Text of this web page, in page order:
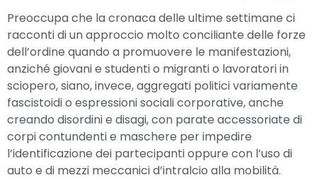
Preoccupa che la cronaca delle ultime settimane ci
racconti di un approccio molto conciliante delle forze
dell’ordine quando a promuovere le manifestazioni,
anziché giovani e studenti o migranti o lavoratori in
sciopero, siano, invece, aggregati politici variamente
fascistoidi o espressioni sociali corporative, anche
creando disordini e disagi, con parate accessoriate di
corpi contundenti e maschere per impedire
l’identificazione dei partecipanti oppure con l’uso di
auto e di mezzi meccanici d’intralcio alla mobilità.